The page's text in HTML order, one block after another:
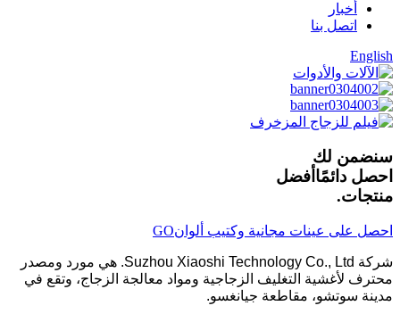
أخبار
اتصل بنا
English
سنضمن لك
احصل دائمًا أفضل
منتجات.
احصل على عينات مجانية وكتيب ألوانGO
شركة Suzhou Xiaoshi Technology Co., Ltd. هي مورد ومصدر
محترف لأغشية التغليف الزجاجية ومواد معالجة الزجاج، وتقع في
مدينة سوتشو، مقاطعة جيانغسو.